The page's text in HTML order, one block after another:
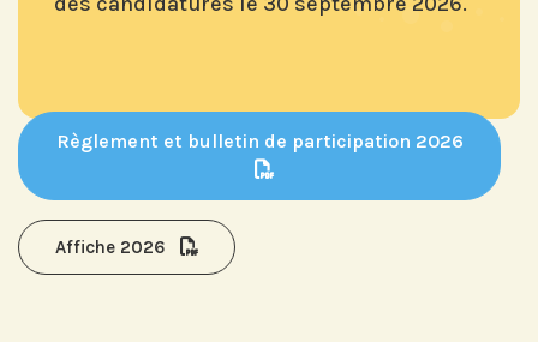
Règlement et bulletin de participation 2026
Affiche 2026